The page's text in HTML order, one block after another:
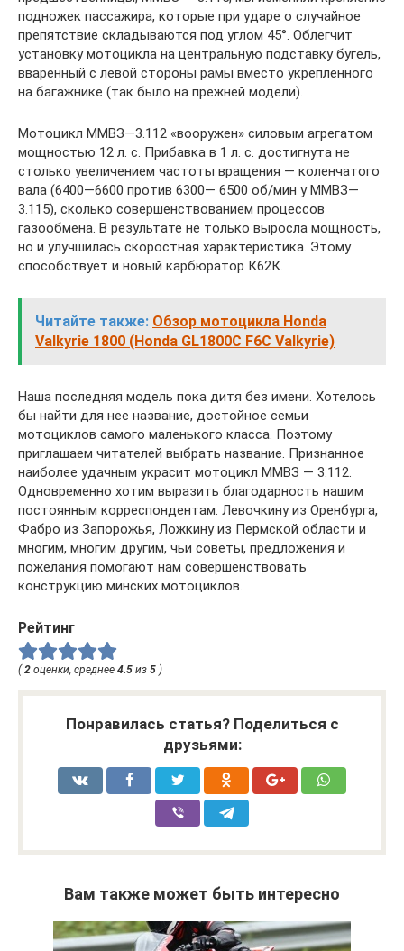
подножек пассажира, которые при ударе о случайное
препятствие складываются под углом 45°. Облегчит
установку мотоцикла на центральную подставку бугель,
вваренный с левой стороны рамы вместо укрепленного
на багажнике (так было на прежней модели).
Мотоцикл ММВЗ—3.112 «вооружен» силовым агрегатом
мощностью 12 л. с. Прибавка в 1 л. с. достигнута не
столько увеличением частоты вращения — коленчатого
вала (6400—6600 против 6300— 6500 об/мин у ММВЗ—
3.115), сколько совершенствованием процессов
газообмена. В результате не только выросла мощность,
но и улучшилась скоростная характеристика. Этому
способствует и новый карбюратор К62К.
Читайте также: Обзор мотоцикла Honda
Valkyrie 1800 (Honda GL1800C F6C Valkyrie)
Наша последняя модель пока дитя без имени. Хотелось
бы найти для нее название, достойное семьи
мотоциклов самого маленького класса. Поэтому
приглашаем читателей выбрать название. Признанное
наиболее удачным украсит мотоцикл ММВЗ — 3.112.
Одновременно хотим выразить благодарность нашим
постоянным корреспондентам. Левочкину из Оренбурга,
Фабро из Запорожья, Ложкину из Пермской области и
многим, многим другим, чьи советы, предложения и
пожелания помогают нам совершенствовать
конструкцию минских мотоциклов.
Рейтинг
( 2 оценки, среднее 4.5 из 5 )
Понравилась статья? Поделиться с
друзьями:
Вам также может быть интересно